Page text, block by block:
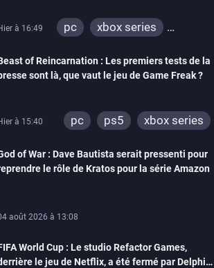
à 16:49 pc
xbox series
of Reincarnation : Les premiers tests de la
sont là, que vaut le jeu de Game Freak ?
à 15:40 pc ps5 xbox series
of War : Dave Bautista serait pressenti pour
le rôle de Kratos pour la série Amazon
août 2026 à 13:08
World Cup : Le studio Refactor Games,
le jeu de Netflix, a été fermé par Delphi